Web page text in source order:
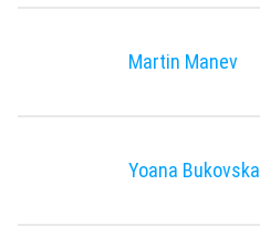
Martin Manev
Yoana Bukovska